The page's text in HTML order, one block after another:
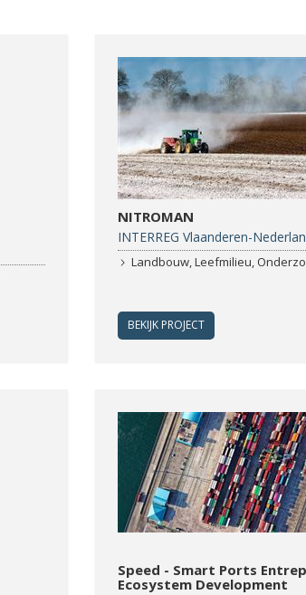
NITROMAN
INTERREG Vlaanderen-
Landbouw, Leefmilieu,
BEKIJK PROJECT
Speed - Smart Ports
Ecosystem Development